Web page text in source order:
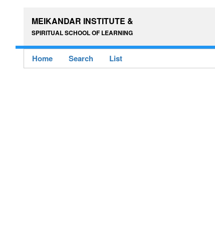
MEIKANDAR INSTITUTE &
SPIRITUAL SCHOOL OF LEARNING
Home Search List